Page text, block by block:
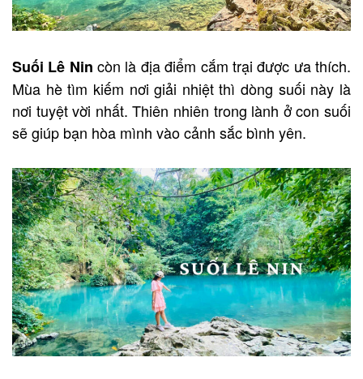
Suối Lê Nin còn là địa điểm cắm trại được ưa thích.
Mùa hè tìm kiếm nơi giải nhiệt thì dòng suối này là
nơi tuyệt vời nhất. Thiên nhiên trong lành ở con suối
sẽ giúp bạn hòa mình vào cảnh sắc bình yên.